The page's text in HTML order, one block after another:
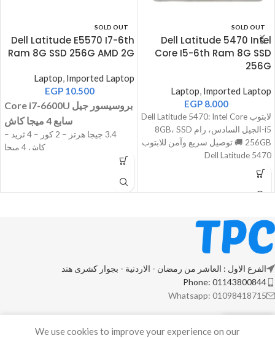
SOLD OUT
Dell Latitude 5470 Intel
Core I5-6th Ram 8G SSD
256G
Laptop Imported Laptop
EGP 8.000
لابتوب Dell Latitude 5470: Intel Core
i5-الجيل السادس، رام 8GB، SSD
256GB 🚚 توصيل سريع وآمن للابتوب
Dell Latitude 5470
SOLD OUT
Dell Latitude E5570 I7-6th
Ram 8G SSD 256G AMD 2G
Laptop Imported Laptop
EGP10.500
Core i7-6600U بروسيسور جيل
سابع 4 ميجا كاش
3.4 جيجا هرتز – 2 كور – 4 ثريد –
كاش 4 ميجا
اللاب بيجي بكارتين شاشة الاول
الثانى AMD Radeon R7 M360 2G
الفرع الاول : العاشر من رمضان - الاردنية - بجوار كشرى هند
Phone: 01143800844
Whatsapp: 01098418715
We use cookies to improve your experience on our